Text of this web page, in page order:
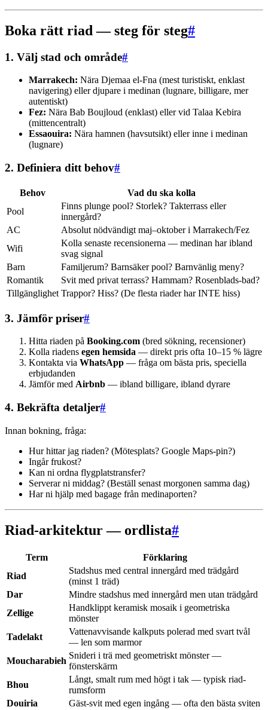
Boka rätt riad — steg för steg#
1. Välj stad och område#
Marrakech: Nära Djemaa el-Fna (mest turistiskt, enklast
navigering) eller djupare i medinan (lugnare, billigare, mer
autentiskt)
Fez: Nära Bab Boujloud (enklast) eller vid Talaa Kebira
(mittencentralt)
Essaouira: Nära hamnen (havsutsikt) eller inne i medinan
(lugnare)
2. Definiera ditt behov#
Behov
Vad du ska kolla
Pool
Finns plunge pool? Storlek? Takterrass eller
innergård?
AC
Absolut nödvändigt maj–oktober i Marrakech/Fez
Wifi
Kolla senaste recensionerna — medinan har ibland
svag signal
Barn
Familjerum? Barnsäker pool? Barnvänlig meny?
Romantik
Svit med privat terrass? Hammam? Rosenblads-bad?
Tillgänglighet Trappor? Hiss? (De flesta riader har INTE hiss)
3. Jämför priser#
Hitta riaden på Booking.com (bred sökning, recensioner)
Kolla riadens egen hemsida — direkt pris ofta 10–15 % lägre
Kontakta via WhatsApp — fråga om bästa pris, speciella
erbjudanden
Jämför med Airbnb — ibland billigare, ibland dyrare
4. Bekräfta detaljer#
Innan bokning, fråga:
Hur hittar jag riaden? (Mötesplats? Google Maps-pin?)
Ingår frukost?
Kan ni ordna flygplatstransfer?
Serverar ni middag? (Beställ senast morgonen samma dag)
Har ni hjälp med bagage från medinaporten?
Riad-arkitektur — ordlista#
Term
Förklaring
Riad
Stadshus med central innergård med trädgård
(minst 1 träd)
Dar
Mindre stadshus med innergård men utan trädgård
Zellige
Handklippt keramisk mosaik i geometriska
mönster
Tadelakt
Vattenavvisande kalkputs polerad med svart tvål
— len som marmor
Moucharabieh
Snideri i trä med geometriskt mönster —
fönsterskärm
Bhou
Långt, smalt rum med högt i tak — typisk riad-
rumsform
Douiria
Gäst-svit med egen ingång — ofta den bästa sviten